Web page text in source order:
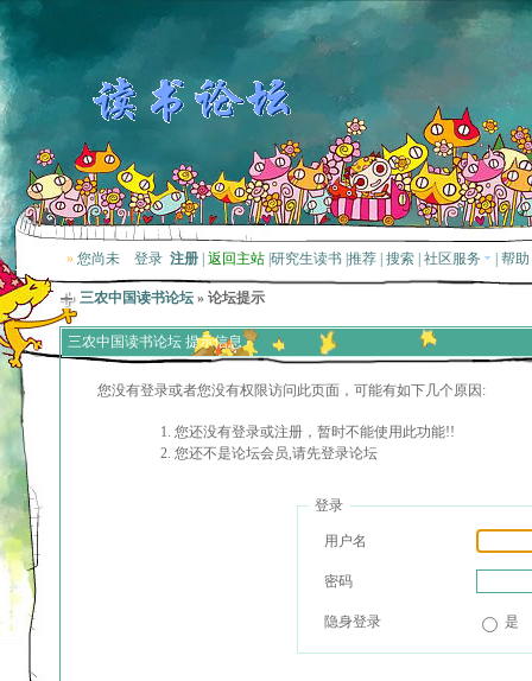
» 您尚未 登录 注册 返回主站 研究生读书 推荐 搜索 社区服务 帮助
三农中国读书论坛 » 论坛提示
三农中国读书论坛 提示信息
您没有登录或者您没有权限访问此页面，可能有如下几个原因:
您还没有登录或注册，暂时不能使用此功能!!
您还不是论坛会员,请先登录论坛
登录
用户名
密码
隐身登录 是